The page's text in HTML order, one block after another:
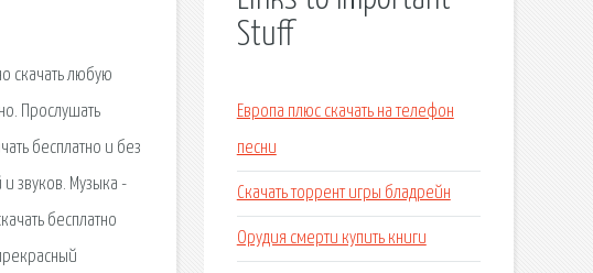
скачать любую
Прослушать
бесплатно и без
звуков. Музыка -
бесплатно
Stuff
Европа плюс скачать на телефон
песни
Скачать торрент игры бладрейн
Орудия смерти купить книги